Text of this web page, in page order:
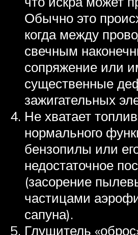
Обычно это
когда между
свечным
сопряжение или
существенные
зажигательных
Не хватает
нормального
бензопилы или
недостаточное
(засорение
частицами
сапуна).
Глушитель